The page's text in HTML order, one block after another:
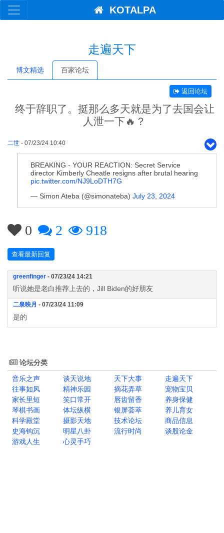
KOTALPA
走遍天下
博文精选 百家论坛
返回论坛
终于辞职了。挺那么多天就是为了去国会让
人泄一下🔥？
二世 - 07/23/24 10:40
BREAKING - YOUR REACTION: Secret Service
director Kimberly Cheatle resigns after brutal hearing
pic.twitter.com/NJ9LoDTH7G
— Simon Ateba (@simonateba) July 23, 2024
0 2 918
查看最新回复
greenfinger - 07/23/24 14:21
听说她是老白推荐上去的，Jill Biden的好朋友
二泉映月 - 07/23/24 11:09
是的
论坛分类
音乐之声
谈天说地 天下大事
走遍天下
往事如风
精神乐园 摘花弄草
宠物宝贝
家长里短
笑口常开 唇齿留香
养身保健
琴棋书画
体坛纵横 银屏荟萃
养儿育女
科学殿堂
摄影天地 技术论坛
商品信息
史海钩沉
明星八卦 流行时尚
谈股论金
游戏人生
心灵手巧